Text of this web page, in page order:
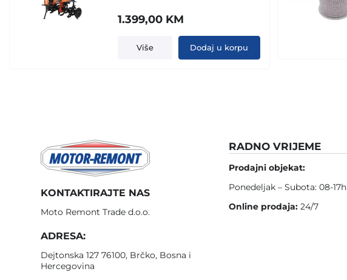
1.399,00 KM
Više Dodaj u korpu
KONTAKTIRAJTE NAS
Moto Remont Trade d.o.o.
ADRESA:
Dejtonska 127 76100, Brčko, Bosna i
Hercegovina
RADNO VRIJEME
Prodajni objekat:
Ponedeljak – Subota: 08-17h
Online prodaja: 24/7